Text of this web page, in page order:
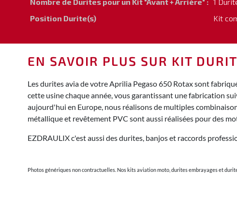
Position Durite(s)
Kit
EN SAVOIR PLUS SUR KIT
Les durites avia de votre Aprilia Pegaso 650 Rotax sont
cette usine chaque année, vous garantissant une fabrication
aujourd'hui en Europe, nous réalisons de multiples
métallique et revêtement PVC sont aussi réalisées pour des
EZDRAULIX c'est aussi des durites, banjos et raccords
Photos génériques non contractuelles. Nos kits aviation moto, durites embrayages et